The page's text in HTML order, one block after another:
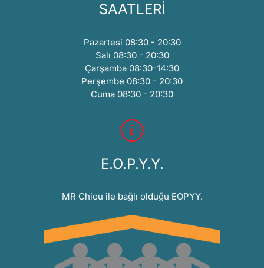
SAATLERİ
Pazartesi 08:30 - 20:30
Salı 08:30 - 20:30
Çarşamba 08:30-14:30
Perşembe 08:30 - 20:30
Cuma 08:30 - 20:30
E.O.P.Y.Y.
MR Chiou ile bağlı olduğu EOPYY.